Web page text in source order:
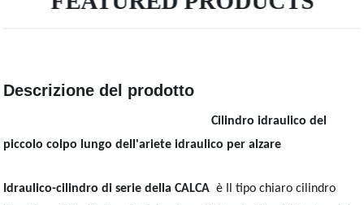
Descrizione del prodotto
Cilindro idraulico del
piccolo colpo lungo dell'ariete idraulico per alzare
Idraulico-cilindro di serie della CALCA è Il tipo chiaro cilindro